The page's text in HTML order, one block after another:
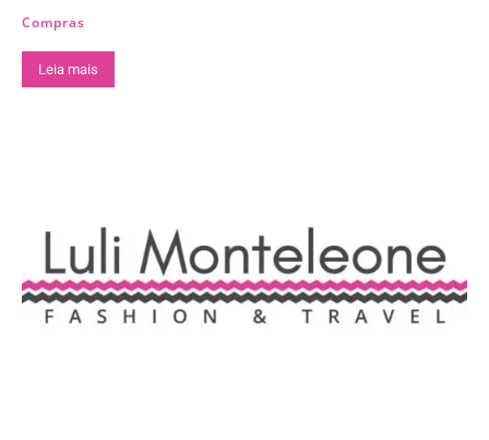
Compras
Leia mais